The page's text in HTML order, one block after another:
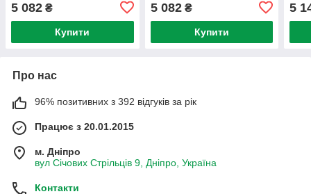
5 082 ₴
Купити
5 082₴
Купити
5
Про нас
96% позитивних з 392 відгуків за рік
Працює з 20.01.2015
м. Дніпро
вул Січових Стрільців 9, Дніпро, Україна
Контакти